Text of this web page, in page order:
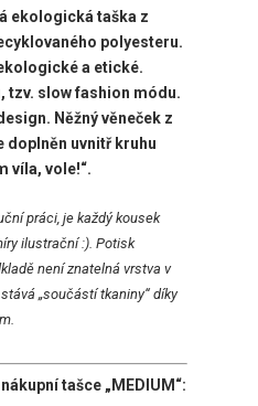
ekologická taška z
polyesteru.
a etické.
tzv. slow fashion módu.
Něžný věneček z
doplněn uvnitř kruhu
víla, vole!“.
práci, je každý kousek
ilustrační :). Potisk
není znatelná vrstva v
„součástí tkaniny“ díky
tašce „MEDIUM“: